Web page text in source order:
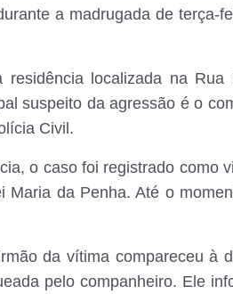
a madrugada de terça-
localizada na Rua
suspeito da agressão é o
Civil.
o caso foi registrado como
Maria da Penha. Até o
da vítima compareceu à
pelo companheiro. Ele